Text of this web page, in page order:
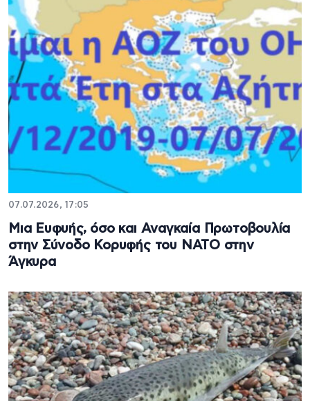
07.07.2026, 17:05
Μια Ευφυής, όσο και Αναγκαία Πρωτοβουλία
στην Σύνοδο Κορυφής του ΝΑΤΟ στην
Άγκυρα